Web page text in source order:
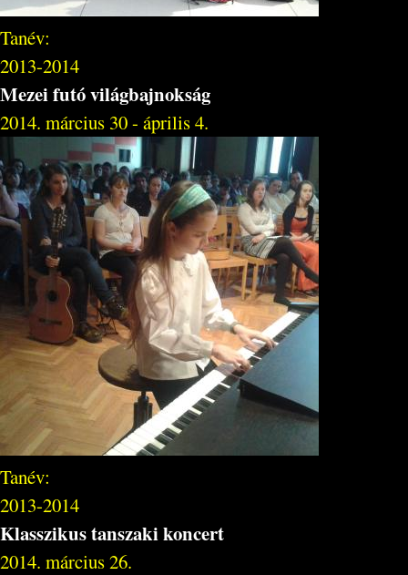
Tanév:
2013-2014
Mezei futó világbajnokság
2014. március 30 - április 4.
Tanév:
2013-2014
Klasszikus tanszaki koncert
2014. március 26.